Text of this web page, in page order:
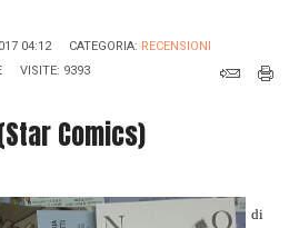
04:12 CATEGORIA: RECENSIONI
VISITE: 9393
(Star Comics)
di